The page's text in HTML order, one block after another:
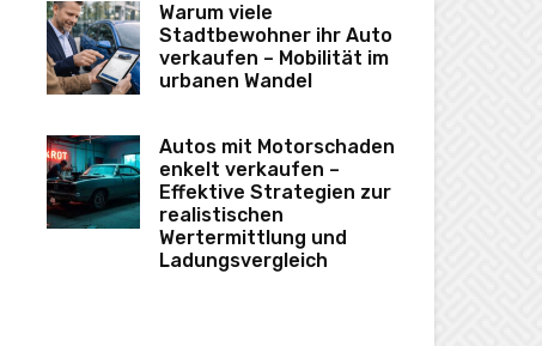
Warum viele
Stadtbewohner ihr Auto
verkaufen – Mobilität im
urbanen Wandel
Autos mit Motorschaden
enkelt verkaufen –
Effektive Strategien zur
realistischen
Wertermittlung und
Ladungsvergleich